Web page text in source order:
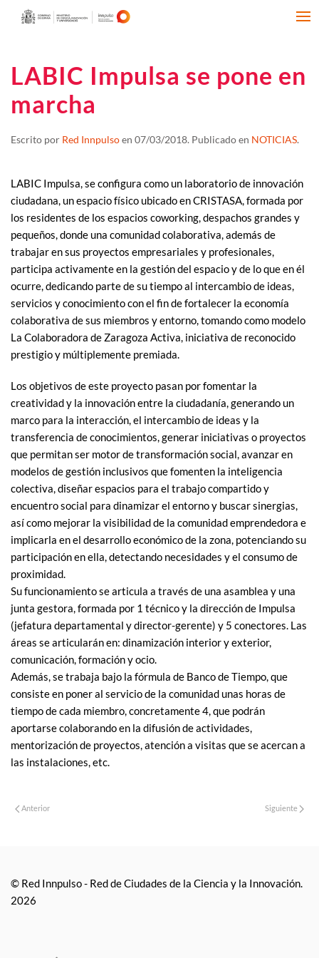
LABIC Impulsa se pone en
marcha
Escrito por Red Innpulsoen 07/03/2018. Publicado en NOTICIAS.
LABIC Impulsa, se configura como un laboratorio de innovación
ciudadana, un espacio físico ubicado en CRISTASA, formada por
los residentes de los espacios coworking, despachos grandes y
pequeños, donde una comunidad colaborativa, además de
trabajar en sus proyectos empresariales y profesionales,
participa activamente en la gestión del espacio y de lo que en él
ocurre, dedicando parte de su tiempo al intercambio de ideas,
servicios y conocimiento con el fin de fortalecer la economía
colaborativa de sus miembros y entorno, tomando como modelo
La Colaboradora de Zaragoza Activa, iniciativa de reconocido
prestigio y múltiplemente premiada.
Los objetivos de este proyecto pasan por fomentar la
creatividad y la innovación entre la ciudadanía, generando un
marco para la interacción, el intercambio de ideas y la
transferencia de conocimientos, generar iniciativas o proyectos
que permitan ser motor de transformación social, avanzar en
modelos de gestión inclusivos que fomenten la inteligencia
colectiva, diseñar espacios para el trabajo compartido y
encuentro social para dinamizar el entorno y buscar sinergias,
así como mejorar la visibilidad de la comunidad emprendedora e
implicarla en el desarrollo económico de la zona, potenciando su
participación en ella, detectando necesidades y el consumo de
proximidad.
Su funcionamiento se articula a través de una asamblea y una
junta gestora, formada por 1 técnico y la dirección de Impulsa
(jefatura departamental y director-gerente) y 5 conectores. Las
áreas se articularán en: dinamización interior y exterior,
comunicación, formación y ocio.
Además, se trabaja bajo la fórmula de Banco de Tiempo, que
consiste en poner al servicio de la comunidad unas horas de
tiempo de cada miembro, concretamente 4, que podrán
aportarse colaborando en la difusión de actividades,
mentorización de proyectos, atención a visitas que se acercan a
las instalaciones, etc.
Anterior Siguiente
© Red Innpulso - Red de Ciudades de la Ciencia y la Innovación.
2026